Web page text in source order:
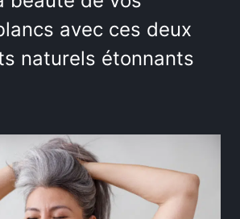
avec ces deux
naturels étonnants